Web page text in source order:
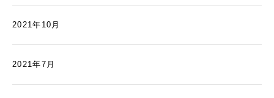
2021年10月
2021年7月